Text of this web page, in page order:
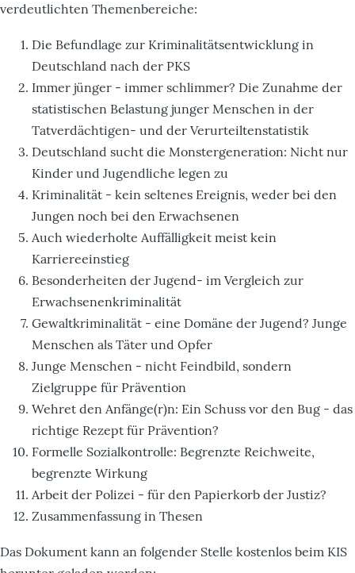
verdeutlichten Themenbereiche:
Die Befundlage zur Kriminalitätsentwicklung in
Deutschland nach der PKS
Immer jünger - immer schlimmer? Die Zunahme der
statistischen Belastung junger Menschen in der
Tatverdächtigen- und der Verurteiltenstatistik
Deutschland sucht die Monstergeneration: Nicht nur
Kinder und Jugendliche legen zu
Kriminalität - kein seltenes Ereignis, weder bei den
Jungen noch bei den Erwachsenen
Auch wiederholte Auffälligkeit meist kein
Karriereeinstieg
Besonderheiten der Jugend- im Vergleich zur
Erwachsenenkriminalität
Gewaltkriminalität - eine Domäne der Jugend? Junge
Menschen als Täter und Opfer
Junge Menschen - nicht Feindbild, sondern
Zielgruppe für Prävention
Wehret den Anfänge(r)n: Ein Schuss vor den Bug - das
richtige Rezept für Prävention?
Formelle Sozialkontrolle: Begrenzte Reichweite,
begrenzte Wirkung
Arbeit der Polizei - für den Papierkorb der Justiz?
Zusammenfassung in Thesen
Das Dokument kann an folgender Stelle kostenlos beim KIS